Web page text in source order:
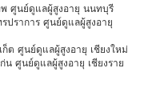
ศูนย์ดูแลผู้สูงอายุ นนทบุรี
ปราการ ศูนย์ดูแลผู้สูงอายุ
ต ศูนย์ดูแลผู้สูงอายุ เชียงใหม่
น ศูนย์ดูแลผู้สูงอายุ เชียงราย